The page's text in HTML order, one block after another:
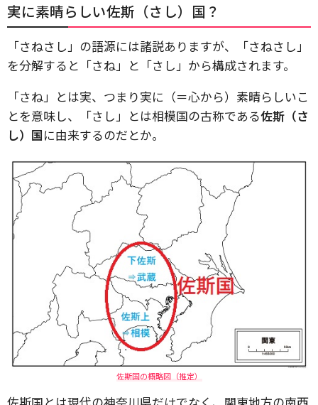
実に素晴らしい佐斯（さし）国？
「さねさし」の語源には諸説ありますが、「さねさし」
を分解すると「さね」と「さし」から構成されます。
「さね」とは実、つまり実に（＝心から）素晴らしいこ
とを意味し、「さし」とは相模国の古称である佐斯（さ
し）国に由来するのだとか。
佐斯国の概略図（推定）